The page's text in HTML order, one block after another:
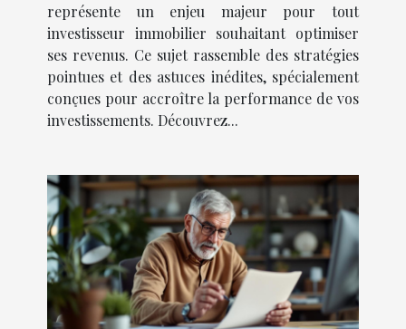
représente un enjeu majeur pour tout
investisseur immobilier souhaitant optimiser
ses revenus. Ce sujet rassemble des stratégies
pointues et des astuces inédites, spécialement
conçues pour accroître la performance de vos
investissements. Découvrez...